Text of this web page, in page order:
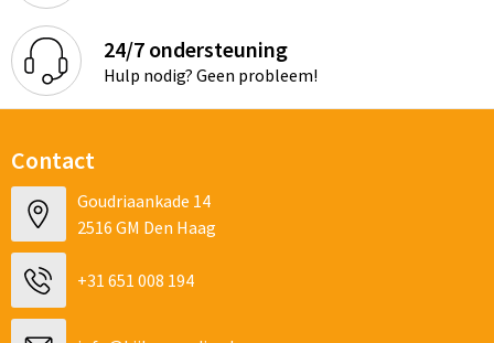
24/7 ondersteuning
Hulp nodig? Geen probleem!
Contact
Goudriaankade 14
2516 GM Den Haag
+31 651 008 194